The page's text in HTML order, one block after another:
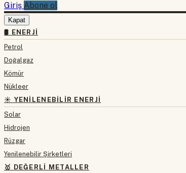
Giriş Abone ol
Kapat
🛢 ENERJI
Petrol
Doğalgaz
Kömür
Nükleer
☀️ YENILENEBILIR ENERJI
Solar
Hidrojen
Rüzgar
Yenilenebilir Şirketleri
🥇 DEĞERLI METALLER